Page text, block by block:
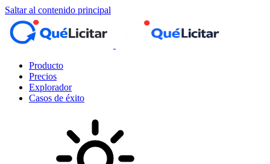
Saltar al contenido principal
Producto
Precios
Explorador
Casos de éxito